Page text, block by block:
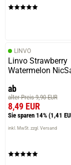
LINVO
Linvo Strawberry
Watermelon
ab
alter Preis 9,90 EUR
8,49 EUR
Sie sparen 14% (1,41
inkl. MwSt. zzgl. Versand